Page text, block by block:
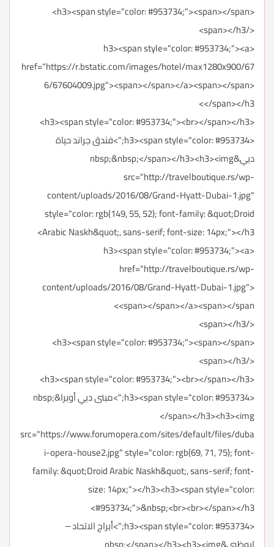
<h3><span style="color: #953734;"><span></span>
</span></h3>
<h3><span style="color: #953734;"><a
href="https://r.bstatic.com/images/hotel/max1280x900/67
6/67604009.jpg"><span></span></a><span></span>
</span></h3>
<h3><span style="color: #953734;"><br></span></h3>
<h3><span style="color: #953734;">فندق جراند حياة
دبي&nbsp;&nbsp;</span></h3><h3><img
src="http://travelboutique.rs/wp-
content/uploads/2016/08/Grand-Hyatt-Dubai-1.jpg"
style="color: rgb(149, 55, 52); font-family: &quot;Droid
Arabic Naskh&quot;, sans-serif; font-size: 14px;"></h3>
<h3><span style="color: #953734;"><a
href="http://travelboutique.rs/wp-
content/uploads/2016/08/Grand-Hyatt-Dubai-1.jpg">
<span></span></a><span></span>
</span></h3>
<h3><span style="color: #953734;"><span></span>
</span></h3>
<h3><span style="color: #953734;"><br></span></h3>
<h3><span style="color: #953734;">مبنى دبي أوبرا&nbsp;
</span></h3><h3><img
src="https://www.forumopera.com/sites/default/files/duba
i-opera-house2.jpg" style="color: rgb(69, 71, 75); font-
family: &quot;Droid Arabic Naskh&quot;, sans-serif; font-
size: 14px;"></h3><h3><span style="color:
#953734;">&nbsp;<br><br></span></h3>
<h3><span style="color: #953734;">أبراج الاتحاد –